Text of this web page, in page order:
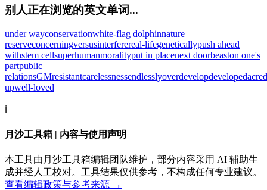
别人正在浏览的英文单词...
under wayconservationwhite-flag dolphinnature
reserveconcerningversusinterferereal-lifegeneticallypush ahead
withstem cellsuperhumanmoralityput in placenext doorbeaston one's
partpublic
relationsGMresistantcarelessnessendlesslyoverdevelopdevelopedacre
upwell-loved
ℹ️
月沙工具箱 | 内容与使用声明
本工具由月沙工具箱编辑团队维护，部分内容采用 AI 辅助生
成并经人工校对。工具结果仅供参考，不构成任何专业建议。
查看编辑政策与参考来源 →